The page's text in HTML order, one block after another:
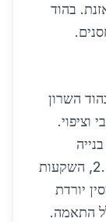
בהוד
השרון
בעובי וציפוי.
מ"ר בנייה
חדשה. גורמים: צמיחת אוכלוסייה 2.5%, השקעות
יורדת
4500 ₪ כולל התאמה.